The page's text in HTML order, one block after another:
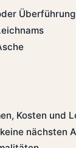
Kosten und
nächsten